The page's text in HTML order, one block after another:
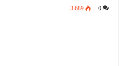
0 3٬689